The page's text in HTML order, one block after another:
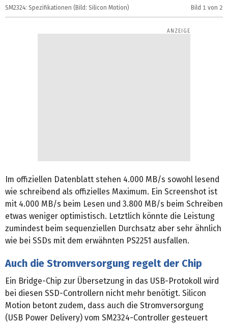
SM2324: Spezifikationen (Bild: Silicon Motion) Bild 1 von 2
Im offiziellen Datenblatt stehen 4.000 MB/s sowohl lesend
wie schreibend als offizielles Maximum. Ein Screenshot ist
mit 4.000 MB/s beim Lesen und 3.800 MB/s beim Schreiben
etwas weniger optimistisch. Letztlich könnte die Leistung
zumindest beim sequenziellen Durchsatz aber sehr ähnlich
wie bei SSDs mit dem erwähnten PS2251 ausfallen.
Auch die Stromversorgung regelt der Chip
Ein Bridge-Chip zur Übersetzung in das USB-Protokoll wird
bei diesen SSD-Controllern nicht mehr benötigt. Silicon
Motion betont zudem, dass auch die Stromversorgung
(USB Power Delivery) vom SM2324-Controller gesteuert